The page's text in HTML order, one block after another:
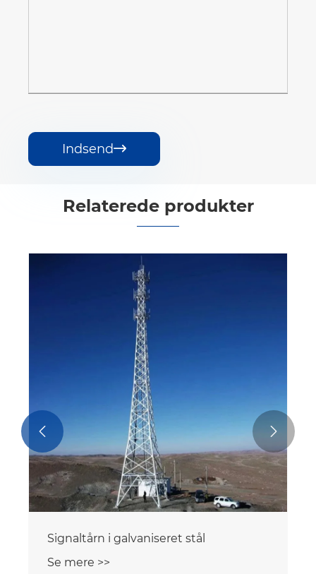
Indsend
Relaterede produkter
Signaltårn i galvaniseret stål
Se mere >>
 